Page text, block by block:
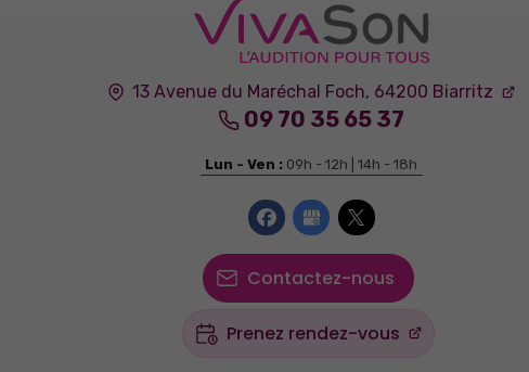
13 Avenue du Maréchal Foch, 64200 Biarritz
09 70 35 65 37
Lun - Ven : 09h - 12h | 14h - 18h
Contactez-nous
Prenez rendez-vous